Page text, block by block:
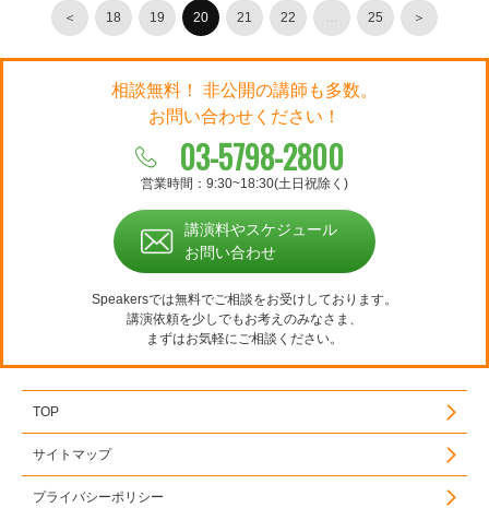
＜ 18 19 20 21 22 … 25 ＞
相談無料！ 非公開の講師も多数。
お問い合わせください！
03-5798-2800
営業時間：9:30~18:30(土日祝除く)
講演料やスケジュール
お問い合わせ
Speakersでは無料でご相談をお受けしております。
講演依頼を少しでもお考えのみなさま、
まずはお気軽にご相談ください。
TOP
サイトマップ
プライバシーポリシー